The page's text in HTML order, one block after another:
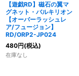
【遊戯RD】磁石の翼マ
グネット・バルキリオン
【オーバーラッシュレ
ア/フュージョン】
RD/ORP2-JP024
480円(税込)
在庫なし